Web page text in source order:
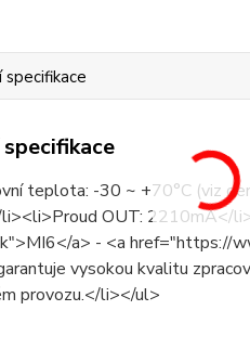
teplota: -30 ~ +70°C (viz
OUT: 2210mA</
a> - <a href="https://
vysokou kvalitu
provozu.</li></ul>